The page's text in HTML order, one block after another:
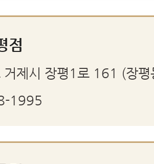
점
거제시 장평1로 161 (장
1995